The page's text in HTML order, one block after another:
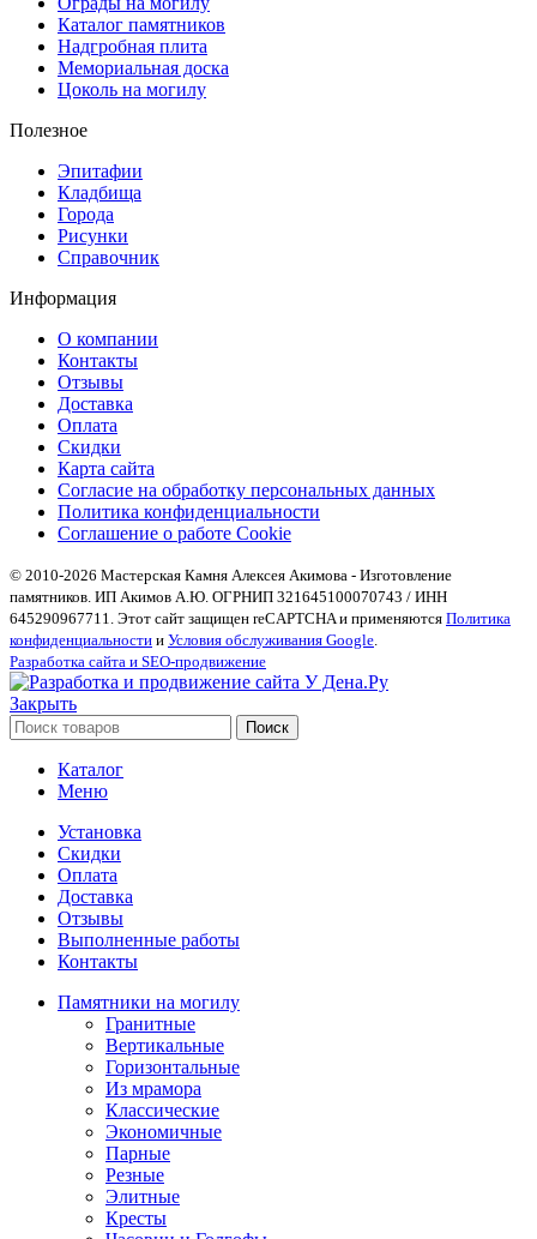
Каталог памятников
Надгробная плита
Мемориальная доска
Цоколь на могилу
Полезное
Эпитафии
Кладбища
Города
Рисунки
Справочник
Информация
О компании
Контакты
Отзывы
Доставка
Оплата
Скидки
Карта сайта
Согласие на обработку персональных данных
Политика конфиденциальности
Соглашение о работе Cookie
© 2010-2026 Мастерская Камня Алексея Акимова - Изготовление
памятников. ИП Акимов А.Ю. ОГРНИП 321645100070743 / ИНН
645290967711. Этот сайт защищен reCAPTCHA и применяются Политика
конфиденциальности и Условия обслуживания Google
Разработка сайта и SEO-продвижение
Закрыть
Поиск
Каталог
Меню
Установка
Скидки
Оплата
Доставка
Отзывы
Выполненные работы
Контакты
Памятники на могилу
Гранитные
Вертикальные
Горизонтальные
Из мрамора
Классические
Экономичные
Парные
Резные
Элитные
Кресты